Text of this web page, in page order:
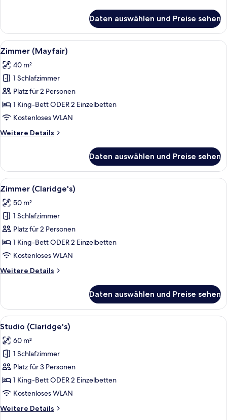
Daten auswählen und Preise sehen
Alle
Fotos
für
Zimmer
(Mayfair)
anzeigen
Ein geräumiges Schlafzimmer mit
5
Zimmer (Mayfair)
40 m²
1 Schlafzimmer
Platz für 2 Personen
1 King-Bett ODER 2 Einzelbetten
Kostenloses WLAN
Weitere Details
Weitere
(Mayfair)
Daten auswählen und Preise sehen
Alle
Fotos
für
Zimmer
(Claridge's)
anzeigen
Ein Hotelzimmer mit einem großen
6
Zimmer (Claridge's)
50 m²
1 Schlafzimmer
Platz für 2 Personen
1 King-Bett ODER 2 Einzelbetten
Kostenloses WLAN
Weitere Details
Weitere
(Claridge's)
Daten auswählen und Preise sehen
Alle
Fotos
für
Studio
(Claridge's)
anzeigen
Ein Hotelzimmer mit einem großen
4
Studio (Claridge's)
60 m²
1 Schlafzimmer
Platz für 3 Personen
1 King-Bett ODER 2 Einzelbetten
Kostenloses WLAN
Weitere Details
Weitere